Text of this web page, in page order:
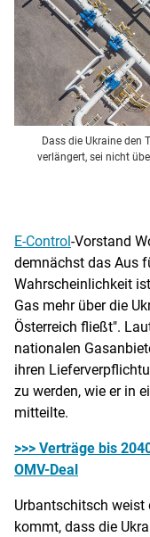
Dass die Ukraine den
verlängert, sei nicht
E-Control-Vorstand
demnächst das Aus
Wahrscheinlichkeit
Gas mehr über die
Österreich fließt".
nationalen
ihren
zu werden, wie er in
mitteilte.
>>> Verträge bis
OMV-Deal
Urbantschitsch
kommt, dass die